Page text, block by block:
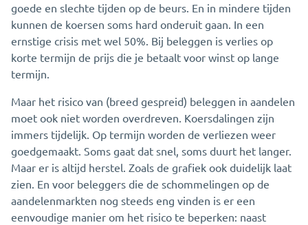
goede en slechte tijden op de beurs. En in mindere tijden
kunnen de koersen soms hard onderuit gaan. In een
ernstige crisis met wel 50%. Bij beleggen is verlies op
korte termijn de prijs die je betaalt voor winst op lange
termijn.
Maar het risico van (breed gespreid) beleggen in aandelen
moet ook niet worden overdreven. Koersdalingen zijn
immers tijdelijk. Op termijn worden de verliezen weer
goedgemaakt. Soms gaat dat snel, soms duurt het langer.
Maar er is altijd herstel. Zoals de grafiek ook duidelijk laat
zien. En voor beleggers die de schommelingen op de
aandelenmarkten nog steeds eng vinden is er een
eenvoudige manier om het risico te beperken: naast